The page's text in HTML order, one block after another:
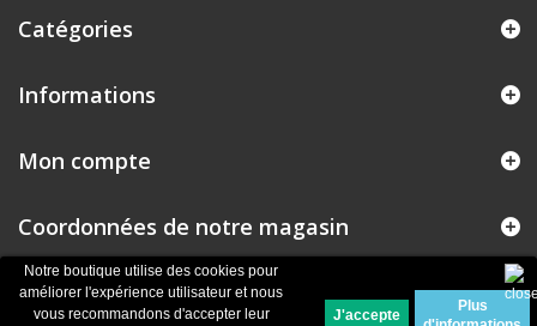
Notre boutique utilise des cookies pour
améliorer l'expérience utilisateur et nous
vous recommandons d'accepter leur
Plus
Catégories
Informations
© 2026Logiciel e-commerce par PrestaShop™
Mon compte
Coordonnées de notre magasin